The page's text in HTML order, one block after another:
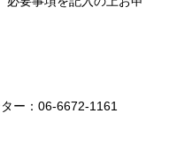
ー：06-6672-1161